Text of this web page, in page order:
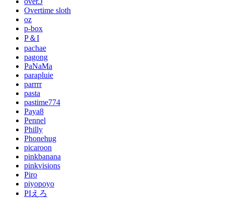
Overtime sloth
oz
p-box
P＆I
pachae
pagong
PaNaMa
parapluie
parrrr
pasta
pastime774
Paya8
Pennel
Philly
Phonehug
picaroon
pinkbanana
pinkvisions
Piro
piyopoyo
PIえろ